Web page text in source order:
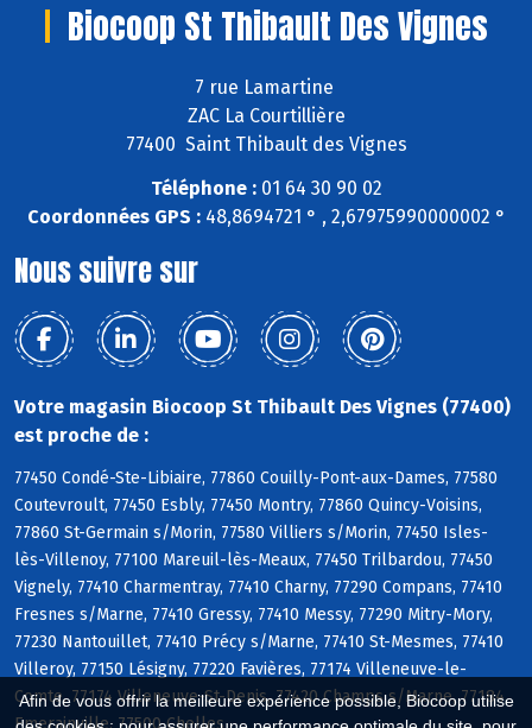
Afin de vous offrir la meilleure expérience possible, Biocoop utilise
Biocoop St Thibault Des Vignes
7 rue Lamartine
ZAC La Courtillière
77400 Saint Thibault des Vignes
Téléphone :01 64 30 90 02
Coordonnées GPS :48,8694721 ° , 2,67975990000002 °
Nous suivre sur
Votre magasin Biocoop St Thibault Des Vignes (77400)
est proche de :
77450 Condé-Ste-Libiaire, 77860 Couilly-Pont-aux-Dames, 77580
Coutevroult, 77450 Esbly, 77450 Montry, 77860 Quincy-Voisins,
77860 St-Germain s/Morin, 77580 Villiers s/Morin, 77450 Isles-
lès-Villenoy, 77100 Mareuil-lès-Meaux, 77450 Trilbardou, 77450
Vignely, 77410 Charmentray, 77410 Charny, 77290 Compans, 77410
Fresnes s/Marne, 77410 Gressy, 77410 Messy, 77290 Mitry-Mory,
77230 Nantouillet, 77410 Précy s/Marne, 77410 St-Mesmes, 77410
Villeroy, 77150 Lésigny, 77220 Favières, 77174 Villeneuve-le-
Comte, 77174 Villeneuve-St-Denis, 77420 Champs s/Marne, 77184